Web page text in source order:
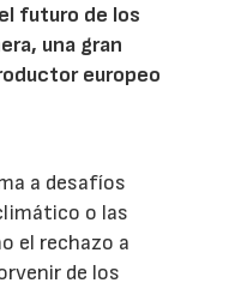
futuro de los
una gran
europeo
a desafíos
o las
el rechazo a
de los